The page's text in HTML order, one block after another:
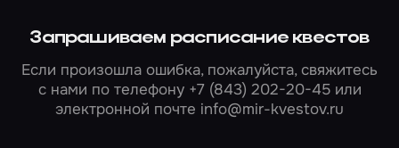
Запрашиваем расписание квестов
Если произошла ошибка, пожалуйста, свяжитесь
с нами по телефону +7 (843) 202-20-45или
электронной почте info@mir-kvestov.ru